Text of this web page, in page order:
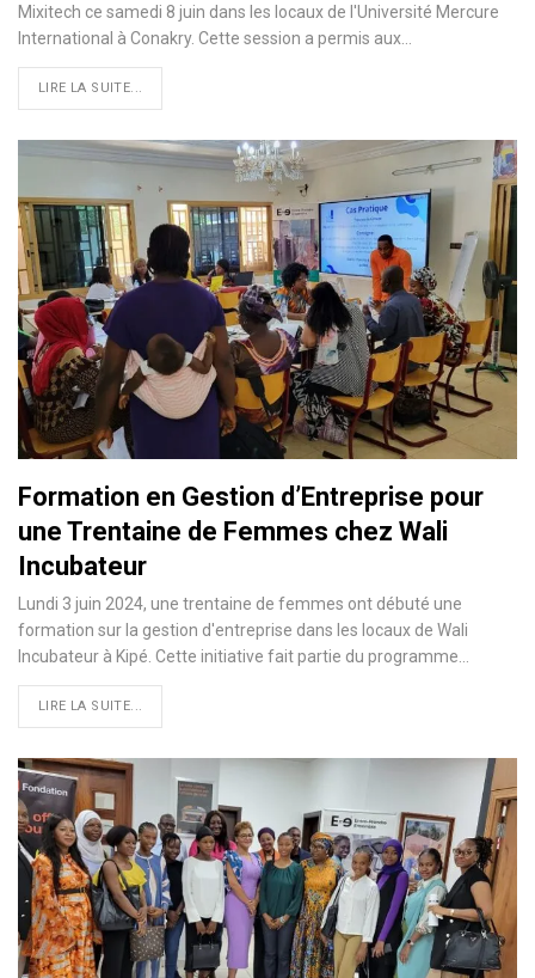
Mixitech ce samedi 8 juin dans les locaux de l'Université Mercure
International à Conakry. Cette session a permis aux…
LIRE LA SUITE...
Formation en Gestion d’Entreprise pour
une Trentaine de Femmes chez Wali
Incubateur
Lundi 3 juin 2024, une trentaine de femmes ont débuté une
formation sur la gestion d'entreprise dans les locaux de Wali
Incubateur à Kipé. Cette initiative fait partie du programme…
LIRE LA SUITE...